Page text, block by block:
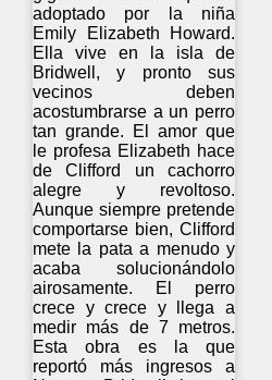
adoptado por la niña
Emily Elizabeth Howard.
Ella vive en la isla de
Bridwell, y pronto sus
vecinos deben
acostumbrarse a un perro
tan grande. El amor que
le profesa Elizabeth hace
de Clifford un cachorro
alegre y revoltoso.
Aunque siempre pretende
comportarse bien, Clifford
mete la pata a menudo y
acaba solucionándolo
airosamente. El perro
crece y crece y llega a
medir más de 7 metros.
Esta obra es la que
reportó más ingresos a